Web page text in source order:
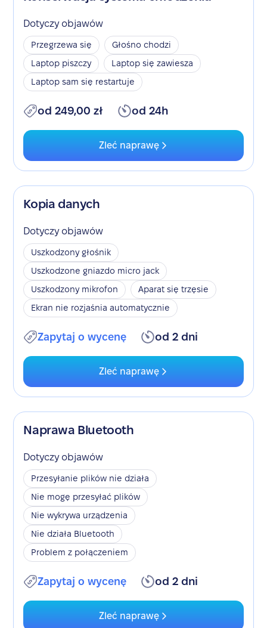
Dotyczy objawów
Przegrzewa się
Głośno chodzi
Laptop piszczy
Laptop się zawiesza
Laptop sam się restartuje
od 249,00 zł od 24h
Zleć naprawę
Kopia danych
Dotyczy objawów
Uszkodzony głośnik
Uszkodzone gniazdo micro jack
Uszkodzony mikrofon
Aparat się trzęsie
Ekran nie rozjaśnia automatycznie
Zapytaj o wycenę od 2 dni
Zleć naprawę
Naprawa Bluetooth
Dotyczy objawów
Przesyłanie plików nie działa
Nie mogę przesyłać plików
Nie wykrywa urządzenia
Nie działa Bluetooth
Problem z połączeniem
Zapytaj o wycenę od 2 dni
Zleć naprawę